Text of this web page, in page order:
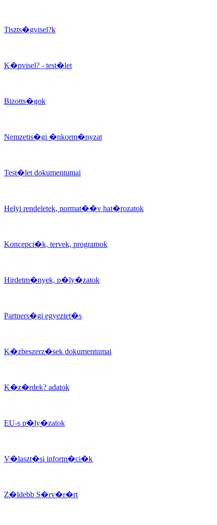
Tiszts�gvisel?k
K�pvisel? - test�let
Bizotts�gok
Nemzetis�gi �nkorm�nyzat
Test�let dokumentumai
Helyi rendeletek, normat��v hat�rozatok
Koncepci�k, tervek, programok
Hirdetm�nyek, p�ly�zatok
Partners�gi egyeztet�s
K�zbeszerz�sek dokumentumai
K�z�rdek? adatok
EU-s p�ly�zatok
V�laszt�si inform�ci�k
Z�ldebb S�rv�r�rt